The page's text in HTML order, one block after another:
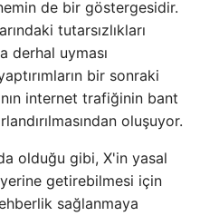
de bir göstergesidir.
tutarsızlıkları
derhal uyması
bir sonraki
internet trafiğinin bant
oluşuyor.
olduğu gibi, X'in yasal
getirebilmesi için
sağlanmaya